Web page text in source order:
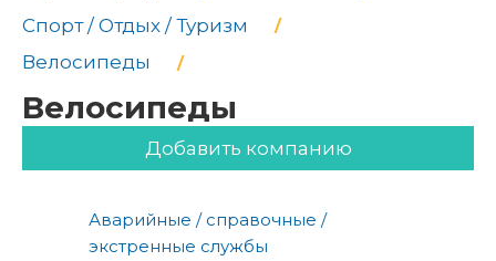
Спорт / Отдых / Туризм
Велосипеды
Велосипеды
Добавить компанию
Аварийные / справочные /
экстренные службы